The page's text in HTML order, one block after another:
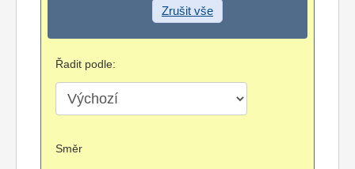
Zrušit vše
Řadit podle:
Směr